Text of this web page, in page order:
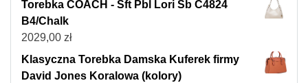
Torebka COACH - Sft Pbl Lori Sb C4824
B4/Chalk
2029,00 zł
Klasyczna Torebka Damska Kuferek firmy
David Jones Koralowa (kolory)